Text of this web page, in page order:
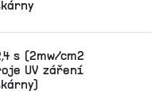
s (2mw/cm2
UV záření